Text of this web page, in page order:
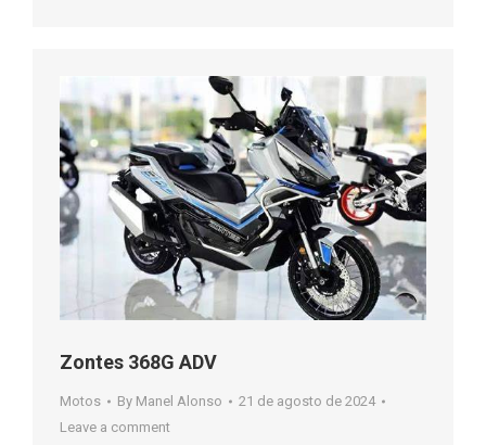
Zontes 368G ADV
Motos By Manel Alonso
21 de agosto de 2024
Leave a comment